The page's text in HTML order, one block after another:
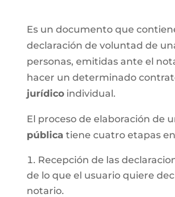
Es un documento que
declaración de voluntad de
personas, emitidas ante el
hacer un determinado
jurídicoindividual.
El proceso de elaboración de
pública tiene cuatro etapas
Recepción de las
de lo que el usuario quiere
notario.